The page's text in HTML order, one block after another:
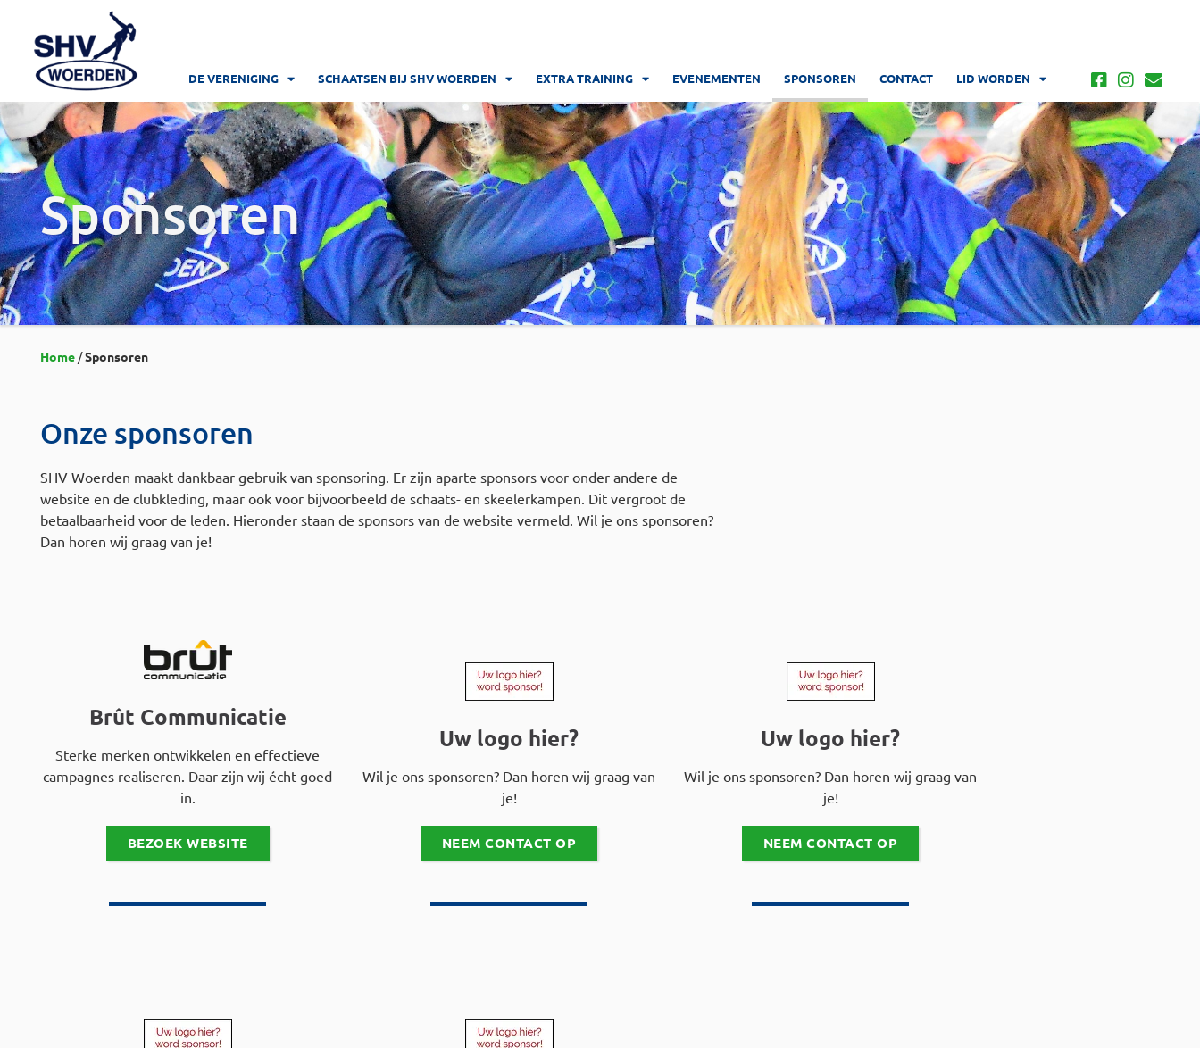
DE VERENIGING SCHAATSEN BIJ SHV WOERDEN EXTRA TRAINING EVENEMENTEN SPONSOREN CONTACT LID WORDEN
Sponsoren
Home /Sponsoren
Onze sponsoren
SHV Woerden maakt dankbaar gebruik van sponsoring. Er zijn aparte sponsors voor onder andere de
website en de clubkleding, maar ook voor bijvoorbeeld de schaats- en skeelerkampen. Dit vergroot de
betaalbaarheid voor de leden. Hieronder staan de sponsors van de website vermeld. Wil je ons sponsoren?
Dan horen wij graag van je!
Brût Communicatie
Sterke merken ontwikkelen en effectieve
campagnes realiseren. Daar zijn wij écht goed
in.
BEZOEK WEBSITE
Uw logo hier?
Wil je ons sponsoren? Dan horen wij graag van
je!
NEEM CONTACT OP
Uw logo hier?
Wil je ons sponsoren? Dan horen wij graag van
je!
NEEM CONTACT OP